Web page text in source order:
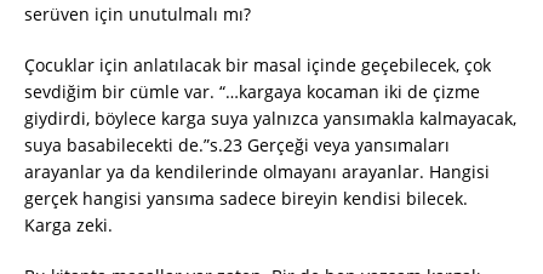
serüven için unutulmalı mı?
Çocuklar için anlatılacak bir masal içinde geçebilecek, çok
sevdiğim bir cümle var. “…kargaya kocaman iki de çizme
giydirdi, böylece karga suya yalnızca yansımakla kalmayacak,
suya basabilecekti de.”s.23 Gerçeği veya yansımaları
arayanlar ya da kendilerinde olmayanı arayanlar. Hangisi
gerçek hangisi yansıma sadece bireyin kendisi bilecek.
Karga zeki.